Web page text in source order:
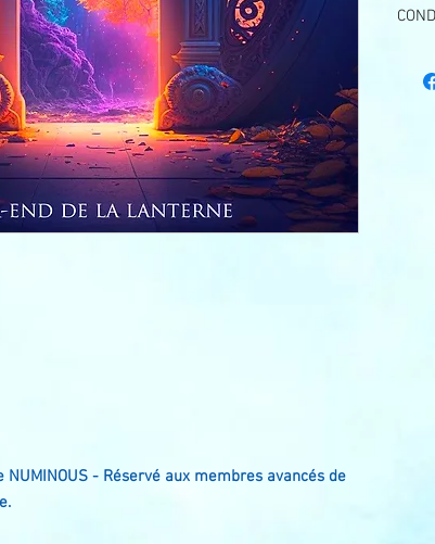
NUMINOUS - Réservé aux membres avancés de
ne